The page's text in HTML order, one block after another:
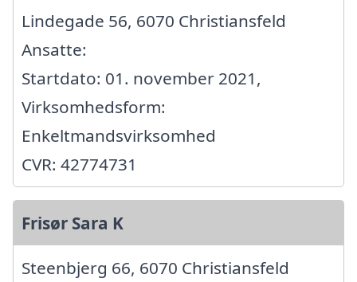
Lindegade 56, 6070 Christiansfeld
Ansatte:
Startdato: 01. november 2021,
Virksomhedsform:
Enkeltmandsvirksomhed
CVR: 42774731
Frisør Sara K
Steenbjerg 66, 6070 Christiansfeld